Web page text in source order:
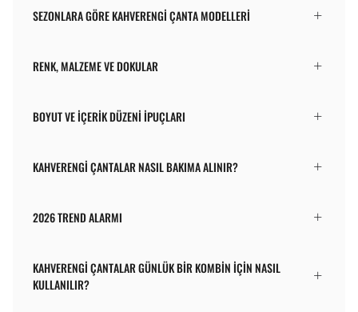
SEZONLARA GÖRE KAHVERENGI ÇANTA MODELLERI
RENK, MALZEME VE DOKULAR
BOYUT VE İÇERIK DÜZENI İPUÇLARI
KAHVERENGI ÇANTALAR NASIL BAKIMA ALINIR?
2026 TREND ALARMI
KAHVERENGI ÇANTALAR GÜNLÜK BIR KOMBIN IÇIN NASIL
KULLANILIR?